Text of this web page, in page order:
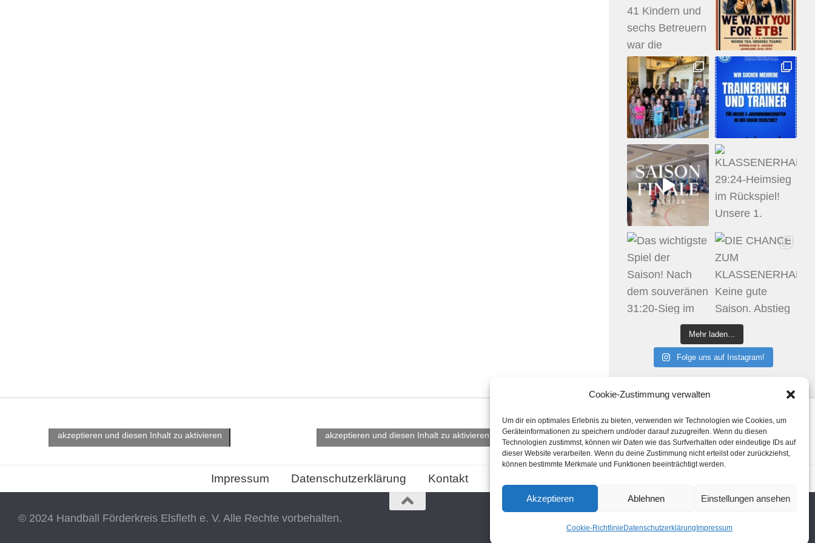
Cookie-Zustimmung verwalten
Um dir ein optimales Erlebnis zu bieten, verwenden wir Technologien wie Cookies, um
Geräteinformationen zu speichern und/oder darauf zuzugreifen. Wenn du diesen
Technologien zustimmst, können wir Daten wie das Surfverhalten oder eindeutige IDs auf
dieser Website verarbeiten. Wenn du deine Zustimmung nicht erteilst oder zurückziehst,
können bestimmte Merkmale und Funktionen beeinträchtigt werden.
Akzeptieren Ablehnen Einstellungen ansehen
Cookie-Richtlinie Datenschutzerklärung Impressum
Mehr laden...
Folge uns auf Instagram!
akzeptieren und diesen Inhalt zu aktivieren
akzeptieren und diesen Inhalt zu aktivieren
Klicke hier, um Marketing-Cookies zu
akzeptieren und diesen Inhalt zu aktivieren
Impressum Datenschutzerklärung Kontakt
© 2024 Handball Förderkreis Elsfleth e. V. Alle Rechte vorbehalten.